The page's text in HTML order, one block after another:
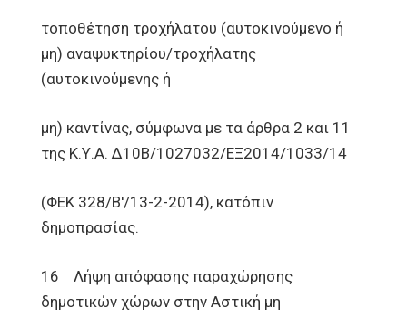
τοποθέτηση τροχήλατου (αυτοκινούμενο ή
μη) αναψυκτηρίου/τροχήλατης
(αυτοκινούμενης ή
μη) καντίνας, σύμφωνα με τα άρθρα 2 και 11
της Κ.Υ.Α. Δ10Β/1027032/ΕΞ2014/1033/14
(ΦΕΚ 328/Β'/13-2-2014), κατόπιν
δημοπρασίας.
16 Λήψη απόφασης παραχώρησης
δημοτικών χώρων στην Αστική μη